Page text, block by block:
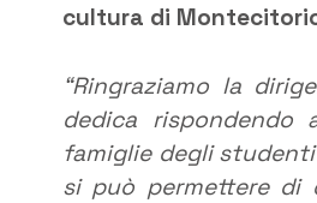
cultura di
“Ringraziamo la
dedica
famiglie degli
si può permettere di